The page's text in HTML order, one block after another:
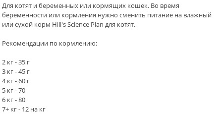
Для котят и беременных или кормящих кошек. Во время
беременности или кормления нужно сменить питание на влажный
или сухой корм Hill's Science Plan для котят.
Рекомендации по кормлению:
2 кг - 35 г
3 кг - 45 г
4 кг - 60 г
5 кг - 70
6 кг - 80
7+ кг - 12 на кг